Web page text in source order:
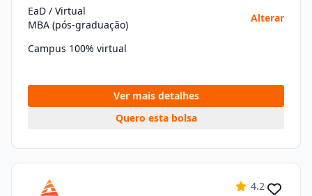
EaD / Virtual
MBA (pós-graduação)
Alterar
Campus 100% virtual
Ver mais detalhes
Quero esta bolsa
4.2